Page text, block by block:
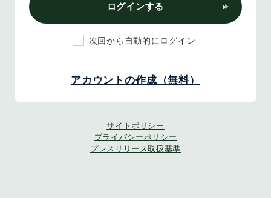
ログインする
次回から自動的にログイン
アカウントの作成（無料）
サイトポリシー
プライバシーポリシー
プレスリリース取扱基準